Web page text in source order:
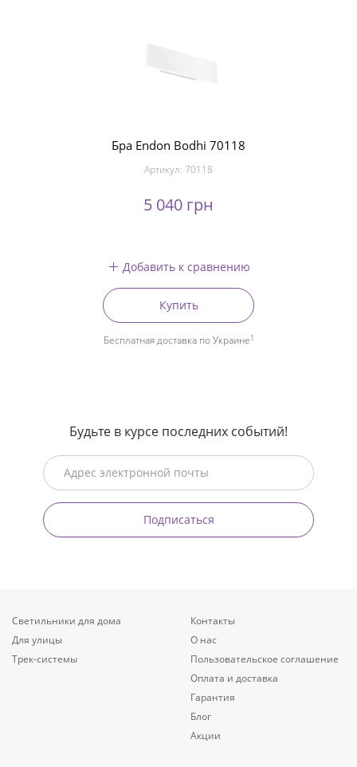
Бра Endon Bodhi 70118
Артикул: 70118
5 040 грн
Добавить к сравнению
Купить
Бесплатная доставка по Украине1
Будьте в курсе последних событий!
Подписаться
Светильники для дома
Для улицы
Трек-системы
Контакты
О нас
Пользовательское соглашение
Оплата и доставка
Гарантия
Блог
Акции